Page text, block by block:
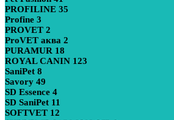
PROFILINE 35
Profine 3
PROVET 2
ProVET аква 2
PURAMUR 18
ROYAL CANIN 123
SaniPet 8
Savory 49
SD Essence 4
SD SaniPet 11
SOFTVET 12